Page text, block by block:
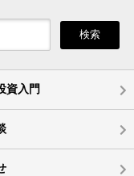
検索
資入門